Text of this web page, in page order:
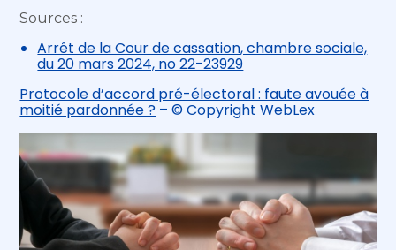
Sources :
Arrêt de la Cour de cassation, chambre sociale,
du 20 mars 2024, no 22-23929
Protocole d’accord pré-électoral : faute avouée à
moitié pardonnée ? – © Copyright WebLex